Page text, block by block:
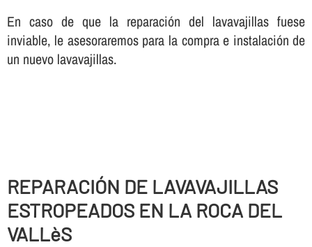
En caso de que la reparación del lavavajillas fuese
inviable, le asesoraremos para la compra e instalación de
un nuevo lavavajillas.
REPARACIÓN DE LAVAVAJILLAS
ESTROPEADOS EN LA ROCA DEL
VALLèS